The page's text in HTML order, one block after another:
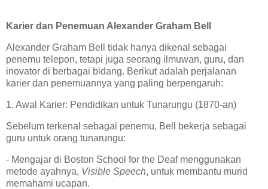
Karier dan Penemuan Alexander Graham Bell
Alexander Graham Bell tidak hanya dikenal sebagai
penemu telepon, tetapi juga seorang ilmuwan, guru, dan
inovator di berbagai bidang. Berikut adalah perjalanan
karier dan penemuannya yang paling berpengaruh:
1. Awal Karier: Pendidikan untuk Tunarungu (1870-an)
Sebelum terkenal sebagai penemu, Bell bekerja sebagai
guru untuk orang tunarungu:
- Mengajar di Boston School for the Deaf menggunakan
metode ayahnya, Visible Speech, untuk membantu murid
memahami ucapan.